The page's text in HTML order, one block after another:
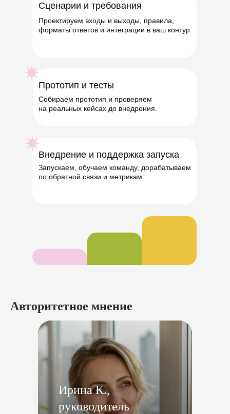
Сценарии и требования
Проектируем входы и выходы, правила,
форматы ответов и интеграции в ваш контур.
Запускаем, обучаем команду, дорабатываем
по обратной связи и метрикам.
Внедрение и поддержка запуска
Прототип и тесты
Собираем прототип и проверяем
на реальных кейсах до внедрения.
Авторитетное мнение
Ирина К.,
руководитель